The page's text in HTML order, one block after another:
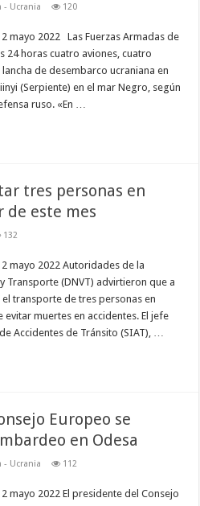
- Ucrania 120
mayo 2022 Las Fuerzas Armadas de
24 horas cuatro aviones, cuatro
de desembarco ucraniana en
(Serpiente) en el mar Negro, según
ruso. «En …
tres personas en
este mes
132
mayo 2022 Autoridades de la
Transporte (DNVT) advirtieron que a
transporte de tres personas en
muertes en accidentes. El jefe
Accidentes de Tránsito (SIAT), …
Europeo se
en Odesa
- Ucrania 112
mayo 2022 El presidente del Consejo